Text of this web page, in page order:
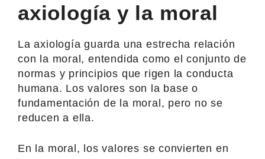
axiología y la moral
La axiología guarda una estrecha relación
con la moral, entendida como el conjunto de
normas y principios que rigen la conducta
humana. Los valores son la base o
fundamentación de la moral, pero no se
reducen a ella.
En la moral, los valores se convierten en